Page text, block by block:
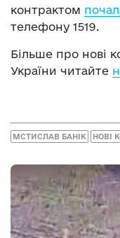
контрактом
телефону 1519.
Більше про нові
України читайте
МСТИСЛАВ БАНІК НОВІ